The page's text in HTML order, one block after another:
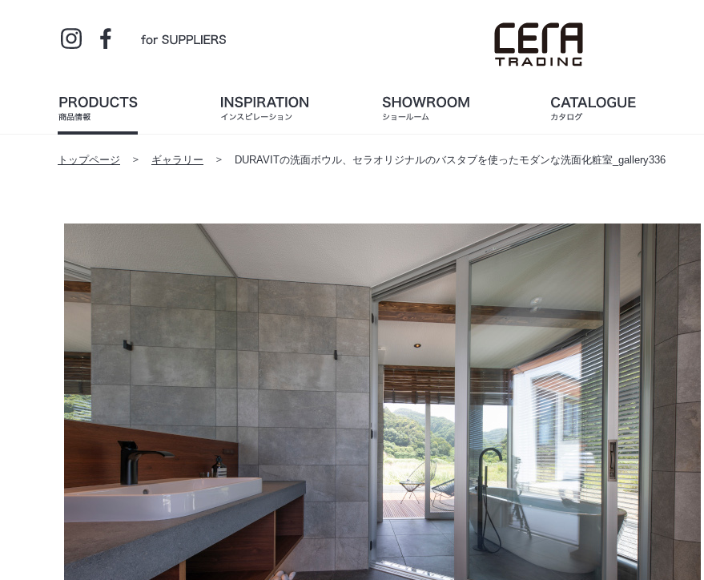
トップページ ギャラリー DURAVITの洗面ボウル、セラオリジナルのバスタブを使ったモダンな洗面化粧室_gallery336